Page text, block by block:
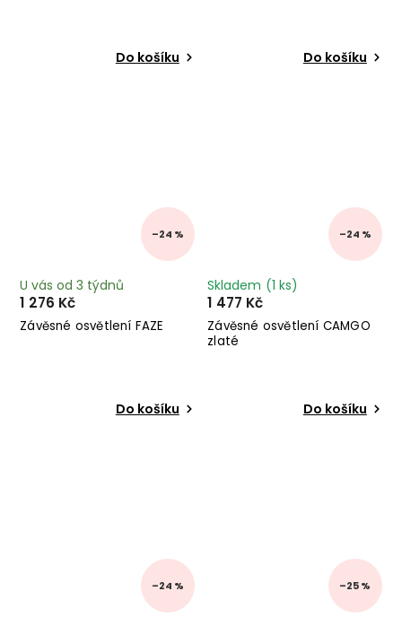
Do košíku Do košíku
–24 %
Závěsné osvětlení FAZE
U vás od 3 týdnů
1 276 Kč
Do košíku
–24 %
Závěsné osvětlení CAMGO
zlaté
Skladem (1 ks)
1 477 Kč
Do košíku
–24 % –25 %